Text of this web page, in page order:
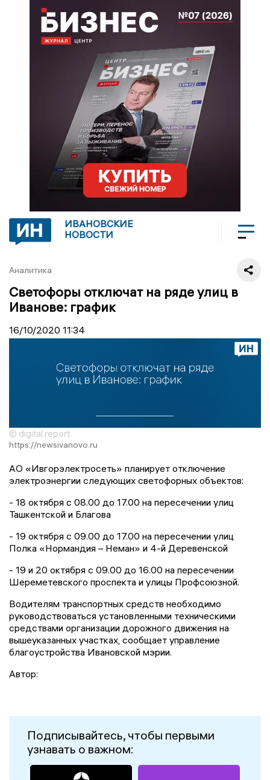
ИВАНОВСКИЕ
НОВОСТИ
Аналитика
Светофоры отключат на ряде улиц в
Иванове: график
16/10/2020 11:34
© digital.report
https://newsivanovo.ru
АО «Ивгорэлектросеть» планирует отключение
электроэнергии следующих светофорных объектов:
- 18 октября с 08.00 до 17.00 на пересечении улиц
Ташкентской и Благова
- 19 октября с 09.00 до 17.00 на пересечении улиц
Полка «Нормандия – Неман» и 4-й Деревенской
- 19 и 20 октября с 09.00 до 16.00 на пересечении
Шереметевского проспекта и улицы Профсоюзной.
Водителям транспортных средств необходимо
руководствоваться установленными техническими
средствами организации дорожного движения на
вышеуказанных участках, сообщает управление
благоустройства Ивановской мэрии.
Автор:
Подписывайтесь, чтобы первыми
узнавать о важном: